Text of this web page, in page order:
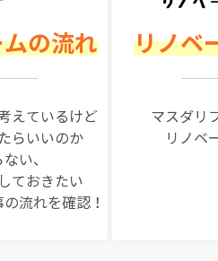
の流れ
えているけど
らいいのか
い、
ておきたい
の流れを確認！
リノベ
マスダリ
リノベ